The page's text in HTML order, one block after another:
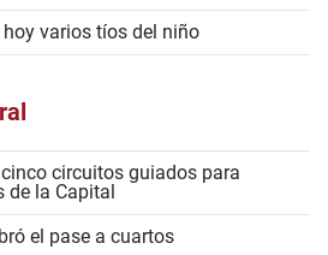
varios tíos del niño
circuitos guiados para
de la Capital
el pase a cuartos